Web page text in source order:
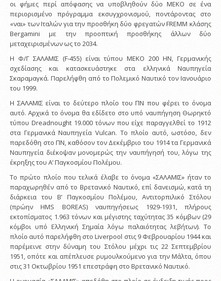
οι φήμες περί απόφασης να υποβληθούν δύο ΜΕΚΟ σε ένα
περιορισμένο πρόγραμμα εκσυγχρονισμού, ποντάροντας στο
«ναι» των Ιταλών για την προσθήκη δύο φρεγατών FREMM κλάσης
Bergamini με την προοπτική προσθήκης άλλων δύο
μεταχειρισμένων ως το 2034.
Η Φ/Γ ΣΑΛΑΜΙΣ (F-455) είναι τύπου ΜΕΚΟ 200 ΗΝ, Γερμανικής
σχεδίασης και κατασκευάστηκε στα ελληνικά Ναυπηγεία
Σκαραμαγκά. Παρελήφθη από το Πολεμικό Ναυτικό τον Ιανουάριο
του 1999.
Η ΣΑΛΑΜΙΣ είναι το δεύτερο πλοίο του ΠΝ που φέρει το όνομα
αυτό. Αρχικά το όνομα θα εδίδετο στο υπό ναυπήγηση Θωρηκτό
τύπου Dreadnought 19.000 τόνων που είχε παραγγελθεί το 1912
στα Γερμανικά Ναυπηγεία Vulcan. Το πλοίο αυτό, ωστόσο, δεν
παρεδόθη στο ΠΝ, καθόσον τον Δεκέμβριο του 1914 τα Γερμανικά
Ναυπηγεία διέκοψαν μονομερώς την ναυπήγησή του, λόγω της
έκρηξης του Α’ Παγκοσμίου Πολέμου.
Το πρώτο πλοίο που τελικά έλαβε το όνομα «ΣΑΛΑΜΙΣ» ήταν το
παραχωρηθέν από το Βρετανικό Ναυτικό, επί δανεισμώ, κατά τη
διάρκεια του Β’ Παγκοσμίου Πολέμου, Αντιτορπιλικό Στόλου
(πρώην HMS BOREAS) ναυπηγήσεως 1929-1931, πλήρους
εκτοπίσματος 1.963 τόνων και μέγιστης ταχύτητας 35 κόμβων (29
κόμβοι υπό Ελληνική Σημαία λόγω παλαιότητας λεβήτων). Το
πλοίο αυτό παρελήφθη στο Liverpool στις 9 Φεβρουαρίου 1944 και
παρέμεινε στην δύναμη του Στόλου μέχρι τις 22 Σεπτεμβρίου
1951, οπότε και απέπλευσε ρυμουλκούμενο για την Μάλτα, όπου
στις 31 Οκτωβρίου 1951 επεστράφη στο Βρετανικό Ναυτικό.